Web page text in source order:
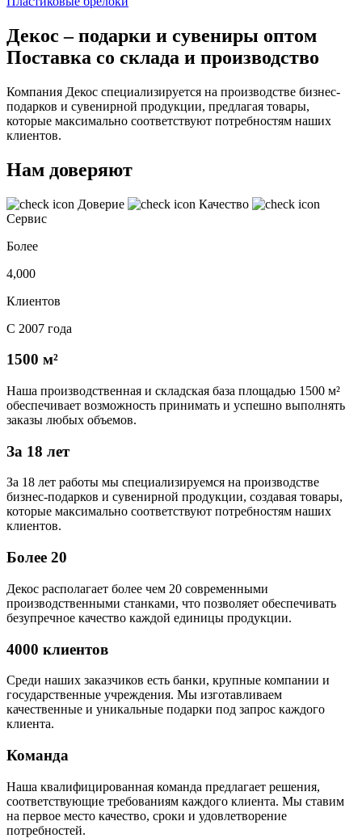
Декос – подарки и сувениры оптом
Поставка со склада и производство
Компания Декос специализируется на производстве бизнес-
подарков и сувенирной продукции, предлагая товары,
которые максимально соответствуют потребностям наших
клиентов.
Нам доверяют
Доверие
Качество
Сервис
Более
4,000
Клиентов
С 2007 года
1500 м²
Наша производственная и складская база площадью 1500 м²
обеспечивает возможность принимать и успешно выполнять
заказы любых объемов.
За 18 лет
За 18 лет работы мы специализируемся на производстве
бизнес-подарков и сувенирной продукции, создавая товары,
которые максимально соответствуют потребностям наших
клиентов.
Более 20
Декос располагает более чем 20 современными
производственными станками, что позволяет обеспечивать
безупречное качество каждой единицы продукции.
4000 клиентов
Среди наших заказчиков есть банки, крупные компании и
государственные учреждения. Мы изготавливаем
качественные и уникальные подарки под запрос каждого
клиента.
Команда
Наша квалифицированная команда предлагает решения,
соответствующие требованиям каждого клиента. Мы ставим
на первое место качество, сроки и удовлетворение
потребностей.